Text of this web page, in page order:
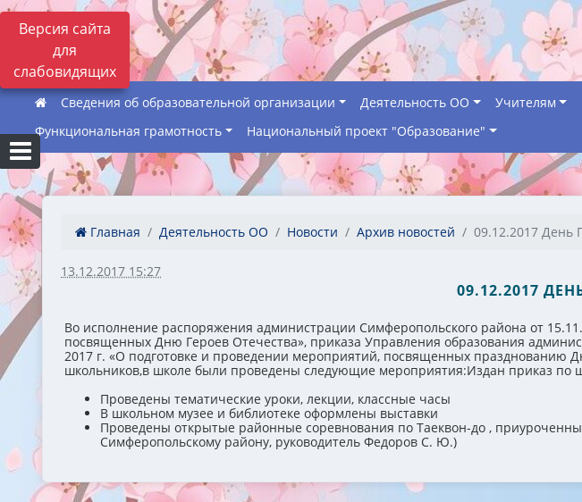
Версия сайта
для
слабовидящих
Сведения об образовательной организации Деятельность ОО Учителям
Функциональная грамотность
Национальный проект "Образование"
Главная Деятельность ОО Новости Архив новостей 09.12.2017 День
13.12.2017 15:27
09.12.2017
Во исполнение распоряжения администрации Симферопольского района от
посвященных Дню Героев Отечества», приказа Управления образования
2017 г. «О подготовке и проведении мероприятий, посвященных празднованию
школьников,в школе были проведены следующие мероприятия:Издан приказ по
Проведены тематические уроки, лекции, классные часы
В школьном музее и библиотеке оформлены выставки
Проведены открытые районные соревнования по Таеквон-до ,
Симферопольскому району, руководитель Федоров С. Ю.)